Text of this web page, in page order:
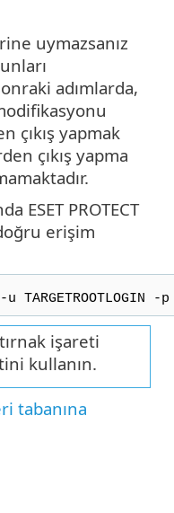
uymazsanız
adımlarda,
çıkış yapmak
çıkış yapma
ESET PROTECT
erişim
-
işareti
kullanın.
tabanına